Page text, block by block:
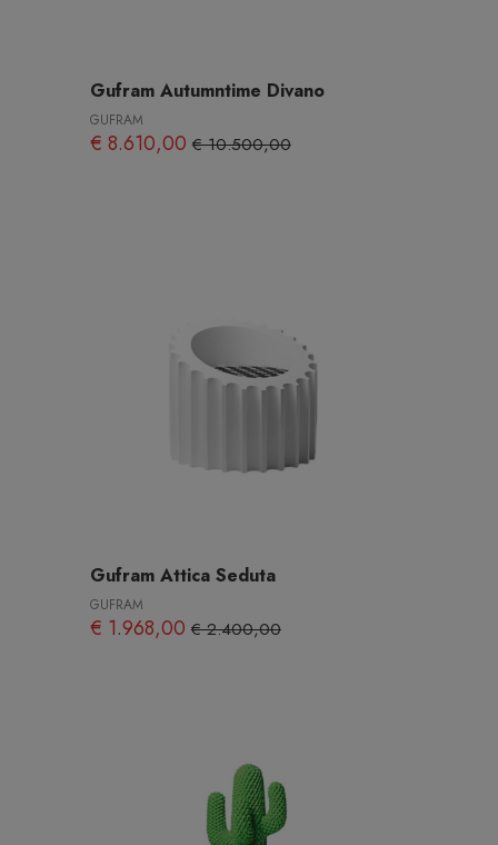
Gufram Autumntime Divano
GUFRAM
€ 8.610,00€ 10.500,00
Gufram Attica Seduta
GUFRAM
€ 1.968,00€ 2.400,00